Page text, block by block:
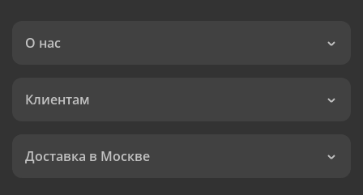
О нас
Клиентам
Доставка в Москве